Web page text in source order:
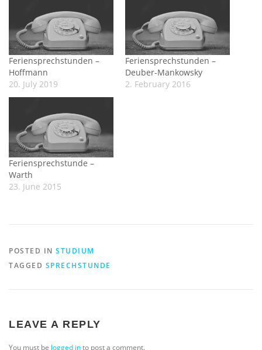
Feriensprechstunden –
Hoffmann
20. July 2019
Feriensprechstunden –
Deuber-Mankowsky
2. February 2016
Feriensprechstunde –
Warth
23. June 2015
POSTED IN STUDIUM
TAGGED SPRECHSTUNDE
LEAVE A REPLY
You must be logged into post a comment.